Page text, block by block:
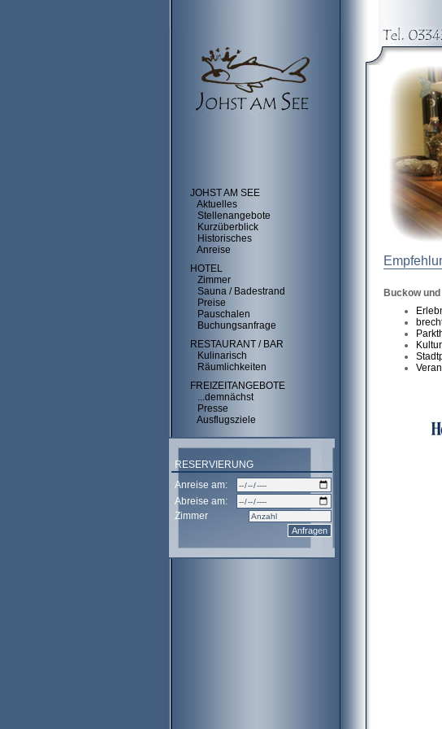
JOHST AM SEE
Aktuelles
Stellenangebote
Kurzüberblick
Historisches
Anreise
HOTEL
Zimmer
Sauna / Badestrand
Preise
Pauschalen
Buchungsanfrage
RESTAURANT / BAR
Kulinarisch
Räumlichkeiten
FREIZEITANGEBOTE
...demnächst
Presse
Ausflugsziele
RESERVIERUNG
Anreise am:
Abreise am:
Zimmer
Buckow